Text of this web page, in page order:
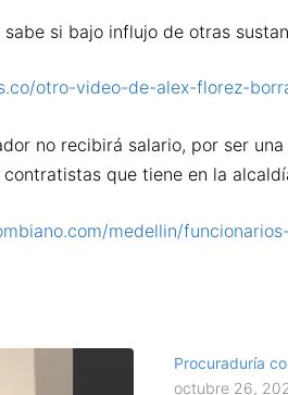
sabe si bajo influjo de otras
otro-video-de-alex-florez-
no recibirá salario, por ser
contratistas que tiene en la
medellin/
Procuraduría
octubre 26,